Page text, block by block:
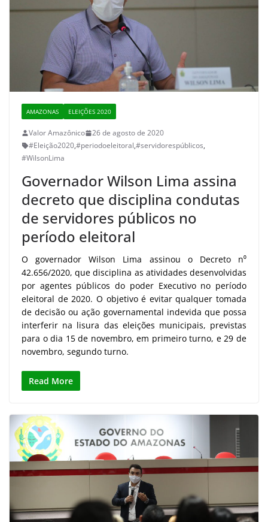
AMAZONAS ELEIÇÕES 2020
Valor Amazônico
26 de agosto de 2020
#Eleição2020,#periodoeleitoral,#servidorespúblicos,
#WilsonLima
Governador Wilson Lima assina
decreto que disciplina condutas
de servidores públicos no
período eleitoral
O governador Wilson Lima assinou o Decreto n⁰
42.656/2020, que disciplina as atividades desenvolvidas
por agentes públicos do poder Executivo no período
eleitoral de 2020. O objetivo é evitar qualquer tomada
de decisão ou ação governamental indevida que possa
interferir na lisura das eleições municipais, previstas
para o dia 15 de novembro, em primeiro turno, e 29 de
novembro, segundo turno.
Read More